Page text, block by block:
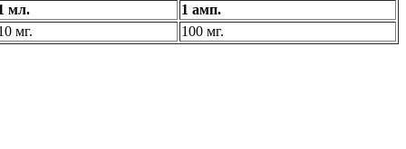
мл.
1 амп.
мг. 100 мг.